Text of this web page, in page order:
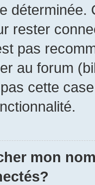
déterminée.
rester
pas
au forum
cette
mon